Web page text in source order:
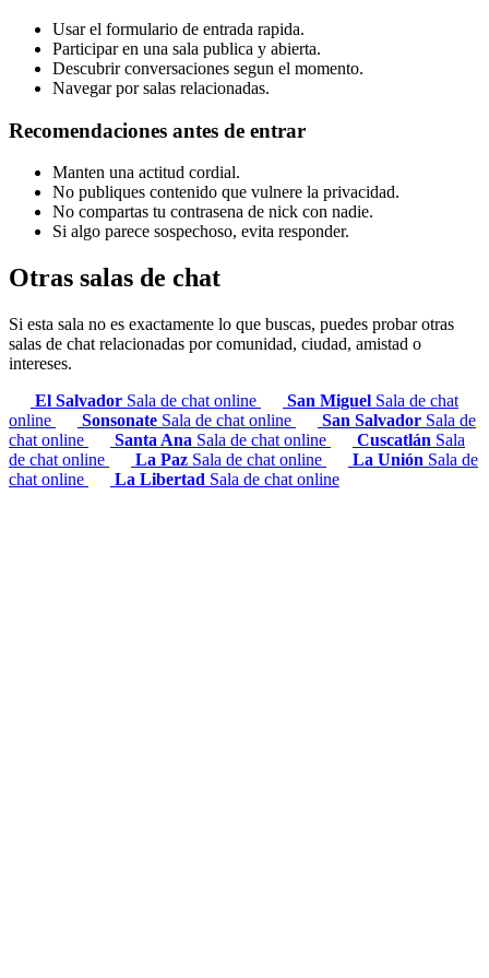
Usar el formulario de entrada rapida.
Participar en una sala publica y abierta.
Descubrir conversaciones segun el momento.
Navegar por salas relacionadas.
Recomendaciones antes de entrar
Manten una actitud cordial.
No publiques contenido que vulnere la privacidad.
No compartas tu contrasena de nick con nadie.
Si algo parece sospechoso, evita responder.
Otras salas de chat
Si esta sala no es exactamente lo que buscas, puedes probar otras
salas de chat relacionadas por comunidad, ciudad, amistad o
intereses.
El Salvador Sala de chat online San Miguel Sala de chat
online
Sonsonate Sala de chat online San Salvador Sala de
chat online
Santa Ana Sala de chat online Cuscatlán Sala
de chat online
La Paz Sala de chat online La Unión Sala de
chat online
La Libertad Sala de chat online